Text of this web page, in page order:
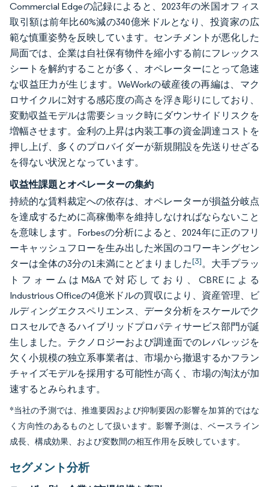
Commercial Edgeの記録によると、2023年の米国オフィス
取引額は前年比60%減の340億米ドルとなり、投資家の広
範な慎重姿勢を反映しています。センチメントが悪化した
局面では、企業は自社保有物件を縮小する前にフレックス
シートを解約することが多く、オペレーターにとって急速
な収益圧力が生じます。WeWorkの破産後の再編は、マク
ロサイクルに対する感応度の高さを浮き彫りにしており、
変動収益モデルは需要ショック時にダウンサイドリスクを
増幅させます。金利の上昇は内装工事の資金調達コストを
押し上げ、多くのプロバイダーが新規開設を先送りせざる
を得ない状況となっています。
収益性課題とオペレーターの集約
持続的な賃料裁定への依存は、オペレーターが損益分岐点
を達成するために高稼働率を維持しなければならないこと
を意味します。Forbesの分析によると、2024年に正のフリ
ーキャッシュフローを生み出した米国のコワーキングセン
ターは全体の3分の1未満にとどまりました[3]。大手プラッ
トフォームはM&Aで対応しており、CBREによる
Industrious Officeの4億米ドルの買収により、資産管理、ビ
ルディングエクスペリエンス、データ分析をスケールでク
ロスセルできるハイブリッドプロパティサービス部門が誕
生しました。テクノロジーおよび調達面でのレバレッジを
欠く小規模の独立系事業者は、市場から撤退するかフラン
チャイズモデルを採用する可能性が高く、市場の淘汰が加
速するとみられます。
*当社の予測では、推進要因および抑制要因の影響を加算的ではな
く方向性のあるものとして扱います。影響予測は、ベースライン
成長、構成効果、および変数間の相互作用を反映しています。
セグメント分析